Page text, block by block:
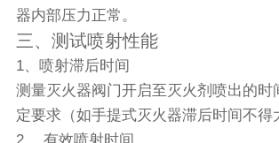
器内部压力正常。
三、测试喷射性能
1、喷射滞后时间
测量灭火器阀门开启至灭火剂喷出的时
定要求（如手提式灭火器滞后时间不得